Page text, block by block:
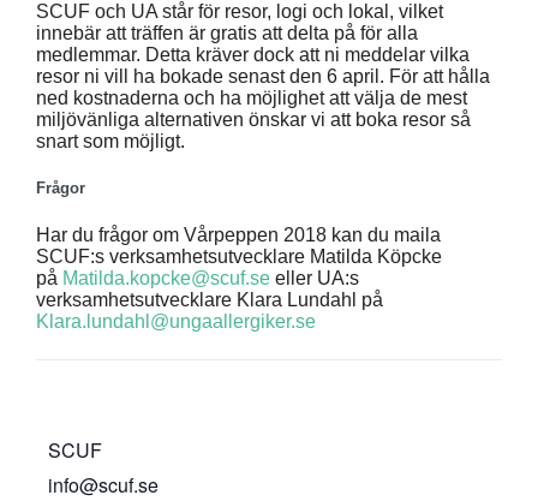
SCUF och UA står för resor, logi och lokal, vilket
innebär att träffen är gratis att delta på för alla
medlemmar. Detta kräver dock att ni meddelar vilka
resor ni vill ha bokade senast den 6 april. För att hålla
ned kostnaderna och ha möjlighet att välja de mest
miljövänliga alternativen önskar vi att boka resor så
snart som möjligt.
Frågor
Har du frågor om Vårpeppen 2018 kan du maila
SCUF:s verksamhetsutvecklare Matilda Köpcke
på Matilda.kopcke@scuf.se eller UA:s
verksamhetsutvecklare Klara Lundahl på
Klara.lundahl@ungaallergiker.se
SCUF
info@scuf.se